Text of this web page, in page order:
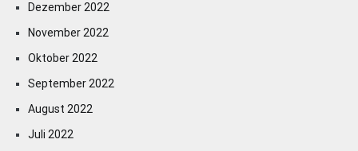
Dezember 2022
November 2022
Oktober 2022
September 2022
August 2022
Juli 2022